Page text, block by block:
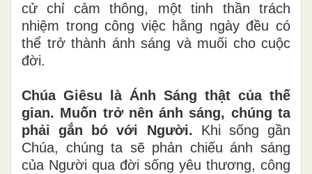
cử chỉ cảm thông, một tinh thần trách
nhiệm trong công việc hằng ngày đều có
thể trở thành ánh sáng và muối cho cuộc
đời.
Chúa Giêsu là Ánh Sáng thật của thế
gian. Muốn trở nên ánh sáng, chúng ta
phải gắn bó với Người. Khi sống gần
Chúa, chúng ta sẽ phản chiếu ánh sáng
của Người qua đời sống yêu thương, công